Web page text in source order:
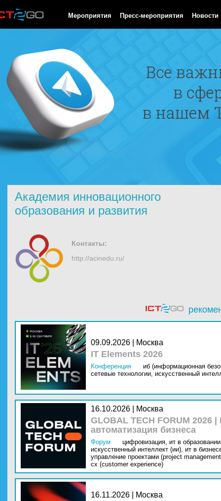
Мероприятия Пресс-мероприятия Новости
Академия инновационного
образования и развития
Контакты:
http://acinedu.ru/
09.09.2026 | Москва
IT Elements 2026
Конференция
иб (информационная
сетевые технологии, искусственный
16.10.2026 | Москва
GLOBAL TECH FORUM
автоматизация бизнеса
Форум цифровизация, ит в
искусственный интеллект (ии), ит в
управление проектами (project
cx (customer experience)
16.11.2026 | Москва